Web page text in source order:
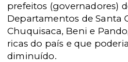
prefeitos (governadores)
Departamentos de Santa
Chuquisaca, Beni e
ricas do país e que
diminuído.